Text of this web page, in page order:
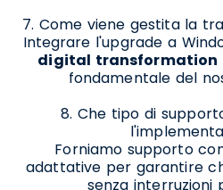
7. Come viene gestita la
Integrare l'upgrade a
digital transformation
fondamentale del
8. Che tipo di
Forniamo supporto
adattative per garantire
senza interruzioni